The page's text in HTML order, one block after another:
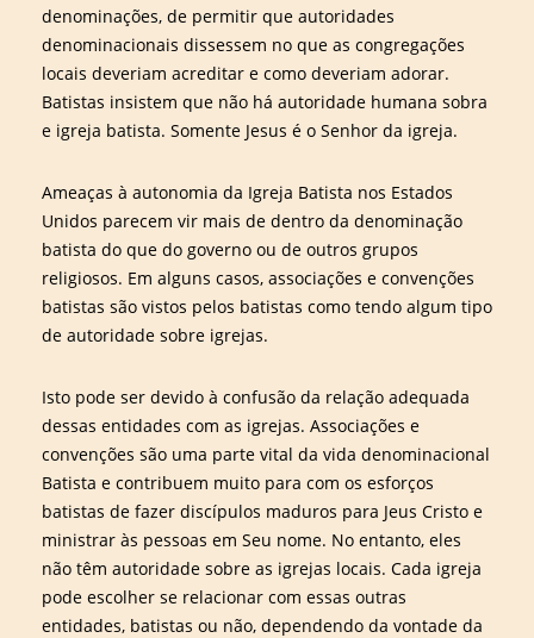
denominações, de permitir que autoridades
denominacionais dissessem no que as congregações
locais deveriam acreditar e como deveriam adorar.
Batistas insistem que não há autoridade humana sobra
e igreja batista. Somente Jesus é o Senhor da igreja.
Ameaças à autonomia da Igreja Batista nos Estados
Unidos parecem vir mais de dentro da denominação
batista do que do governo ou de outros grupos
religiosos. Em alguns casos, associações e convenções
batistas são vistos pelos batistas como tendo algum tipo
de autoridade sobre igrejas.
Isto pode ser devido à confusão da relação adequada
dessas entidades com as igrejas. Associações e
convenções são uma parte vital da vida denominacional
Batista e contribuem muito para com os esforços
batistas de fazer discípulos maduros para Jeus Cristo e
ministrar às pessoas em Seu nome. No entanto, eles
não têm autoridade sobre as igrejas locais. Cada igreja
pode escolher se relacionar com essas outras
entidades, batistas ou não, dependendo da vontade da